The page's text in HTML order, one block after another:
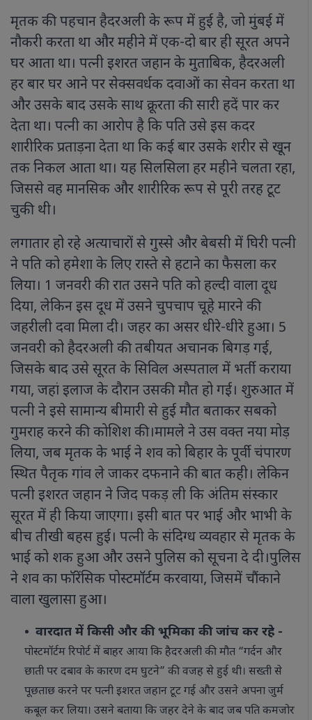
मृतक की पहचान हैदरअली के रूप में हुई है, जो मुंबई में
नौकरी करता था और महीने में एक-दो बार ही सूरत अपने
घर आता था। पत्नी इशरत जहान के मुताबिक, हैदरअली
हर बार घर आने पर सेक्सवर्धक दवाओं का सेवन करता था
और उसके बाद उसके साथ क्रूरता की सारी हदें पार कर
देता था। पत्नी का आरोप है कि पति उसे इस कदर
शारीरिक प्रताड़ना देता था कि कई बार उसके शरीर से खून
तक निकल आता था। यह सिलसिला हर महीने चलता रहा,
जिससे वह मानसिक और शारीरिक रूप से पूरी तरह टूट
चुकी थी।
लगातार हो रहे अत्याचारों से गुस्से और बेबसी में घिरी पत्नी
ने पति को हमेशा के लिए रास्ते से हटाने का फैसला कर
लिया। 1 जनवरी की रात उसने पति को हल्दी वाला दूध
दिया, लेकिन इस दूध में उसने चुपचाप चूहे मारने की
जहरीली दवा मिला दी। जहर का असर धीरे-धीरे हुआ। 5
जनवरी को हैदरअली की तबीयत अचानक बिगड़ गई,
जिसके बाद उसे सूरत के सिविल अस्पताल में भर्ती कराया
गया, जहां इलाज के दौरान उसकी मौत हो गई। शुरुआत में
पत्नी ने इसे सामान्य बीमारी से हुई मौत बताकर सबको
गुमराह करने की कोशिश की।मामले ने उस वक्त नया मोड़
लिया, जब मृतक के भाई ने शव को बिहार के पूर्वी चंपारण
स्थित पैतृक गांव ले जाकर दफनाने की बात कही। लेकिन
पत्नी इशरत जहान ने जिद पकड़ ली कि अंतिम संस्कार
सूरत में ही किया जाएगा। इसी बात पर भाई और भाभी के
बीच तीखी बहस हुई। पत्नी के संदिग्ध व्यवहार से मृतक के
भाई को शक हुआ और उसने पुलिस को सूचना दे दी।पुलिस
ने शव का फॉरेंसिक पोस्टमॉर्टम करवाया, जिसमें चौंकाने
वाला खुलासा हुआ।
वारदात में किसी और की भूमिका की जांच कर रहे -
पोस्टमॉर्टम रिपोर्ट में बाहर आया कि हैदरअली की मौत “गर्दन और
छाती पर दबाव के कारण दम घुटने” की वजह से हुई थी। सख्ती से
पूछताछ करने पर पत्नी इशरत जहान टूट गई और उसने अपना जुर्म
कबूल कर लिया। उसने बताया कि जहर देने के बाद जब पति कमजोर